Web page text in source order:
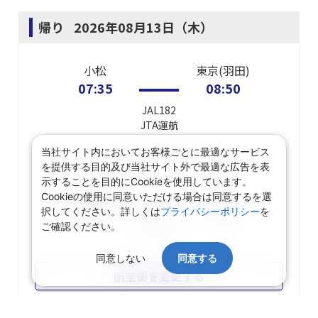
2026年08月13日（木）
07:35
JAL182
JTA運航
08:50
東京(羽田)乗り継ぎ
東京(羽田)
10:00
JAL313
11:45
当社サイト内においてお客様ごとに最適なサービス
を提供する目的及び当社サイト外で最適な広告を表
示することを目的にCookieを使用しています。
Cookieの使用に同意いただける場合は同意するを選
択してください。詳しくはプライバシーポリシーを
ご確認ください。
同意しない 同意する